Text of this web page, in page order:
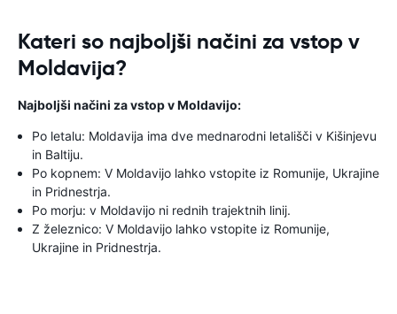
Kateri so najboljši načini za vstop v
Moldavija?
Najboljši načini za vstop v Moldavijo:
Po letalu: Moldavija ima dve mednarodni letališči v Kišinjevu
in Baltiju.
Po kopnem: V Moldavijo lahko vstopite iz Romunije, Ukrajine
in Pridnestrja.
Po morju: v Moldavijo ni rednih trajektnih linij.
Z železnico: V Moldavijo lahko vstopite iz Romunije,
Ukrajine in Pridnestrja.